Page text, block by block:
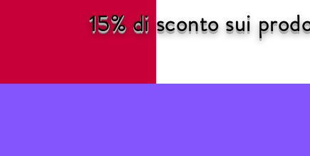
15% di sconto sui